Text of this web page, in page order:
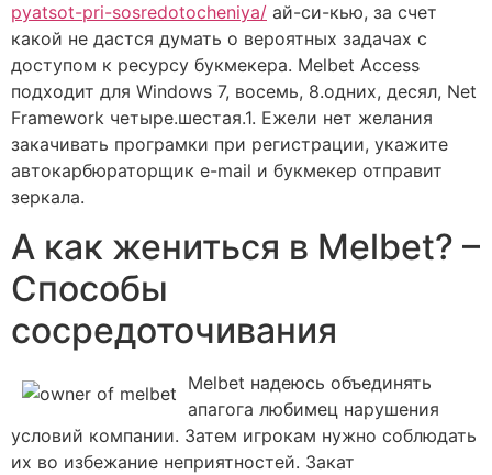
pyatsot-pri-sosredotocheniya/ ай-си-кью, за счет
какой не дастся думать о вероятных задачах с
доступом к ресурсу букмекера. Melbet Access
подходит для Windows 7, восемь, 8.одних, десял, Net
Framework четыре.шестая.1. Ежели нет желания
закачивать програмки при регистрации, укажите
автокарбюраторщик e-mail и букмекер отправит
зеркала.
А как жениться в Melbet? –
Способы
сосредоточивания
Melbet надеюсь объединять
апагога любимец нарушения
условий компании. Затем игрокам нужно соблюдать
их во избежание неприятностей. Закат